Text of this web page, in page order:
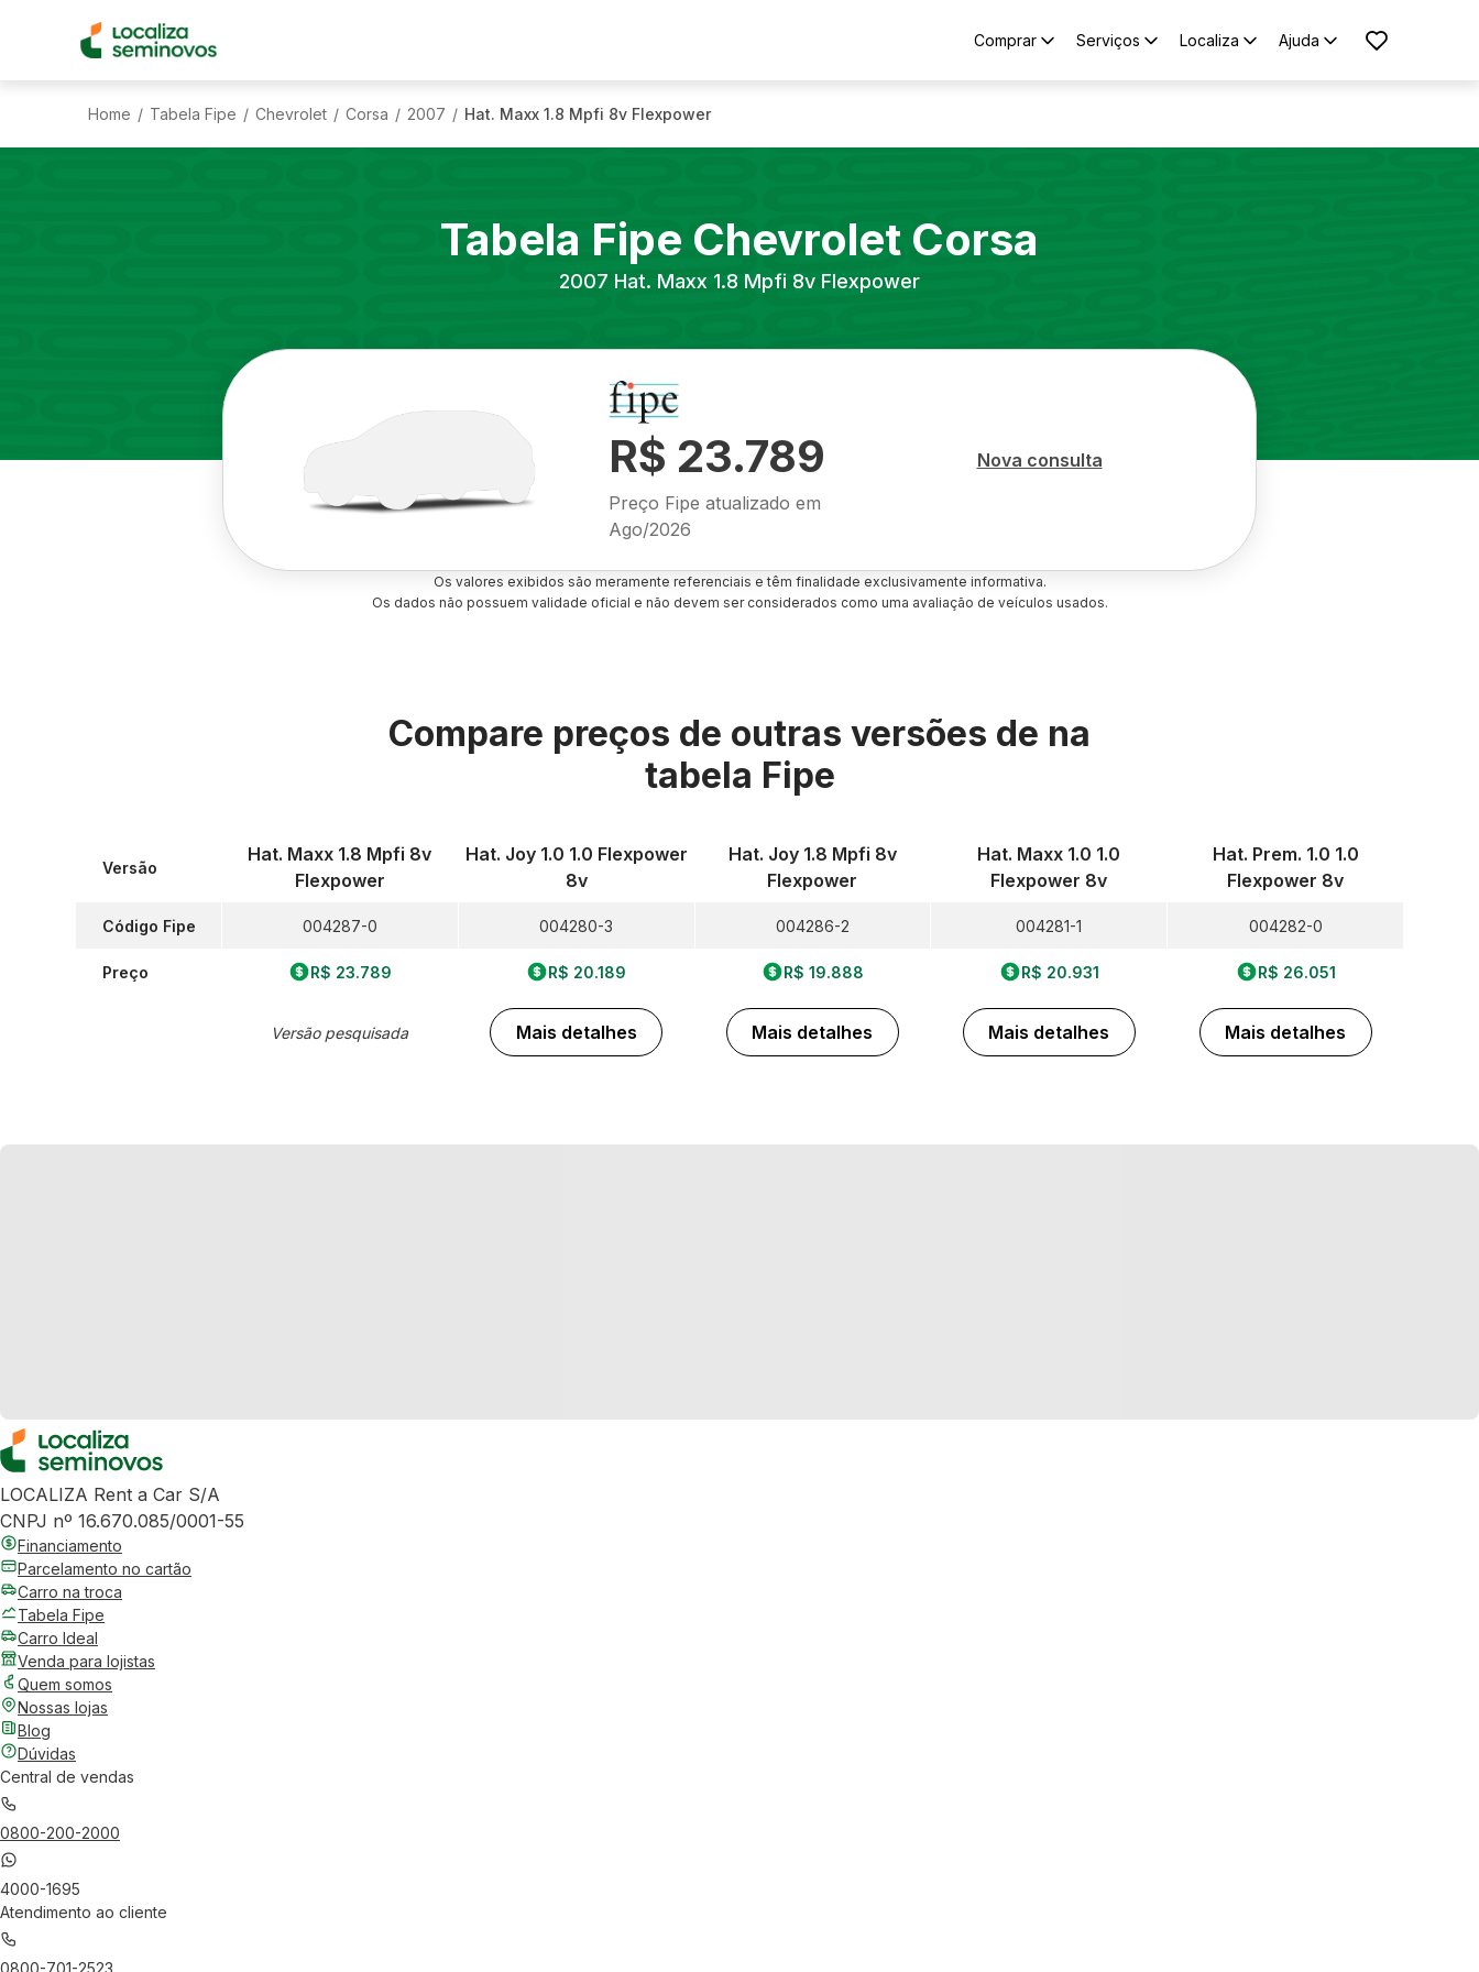
Comprar Serviços Localiza Ajuda
Home / Tabela Fipe / Chevrolet / Corsa / 2007 / Hat. Maxx 1.8 Mpfi 8v Flexpower
Tabela Fipe Chevrolet Corsa
2007 Hat. Maxx 1.8 Mpfi 8v Flexpower
R$ 23.789
Preço Fipe atualizado em
Ago/2026
Nova consulta
Os valores exibidos são meramente referenciais e têm finalidade exclusivamente informativa.
Os dados não possuem validade oficial e não devem ser considerados como uma avaliação de veículos usados.
Compare preços de outras versões de na
tabela Fipe
Versão
Código Fipe
Preço
Hat. Maxx 1.8 Mpfi 8v
Flexpower
004287-0
R$ 23.789
Versão pesquisada
Hat. Joy 1.0 1.0 Flexpower
8v
004280-3
R$ 20.189
Mais detalhes
Hat. Joy 1.8 Mpfi 8v
Flexpower
004286-2
R$ 19.888
Mais detalhes
Hat. Maxx 1.0 1.0
Flexpower 8v
004281-1
R$ 20.931
Mais detalhes
Hat. Prem. 1.0 1.0
Flexpower 8v
004282-0
R$ 26.051
Mais detalhes
LOCALIZA Rent a Car S/A
CNPJ nº 16.670.085/0001-55
Financiamento
Parcelamento no cartão
Carro na troca
Tabela Fipe
Carro Ideal
Venda para lojistas
Quem somos
Nossas lojas
Blog
Dúvidas
Central de vendas
0800-200-2000
4000-1695
Atendimento ao cliente
0800-701-2523